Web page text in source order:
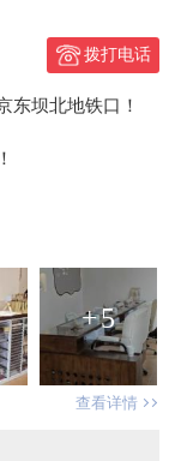
拨打电话
东坝北地铁口！
设计；
化需求；
转化。
经验者优先；
作制。
+5
查看详情